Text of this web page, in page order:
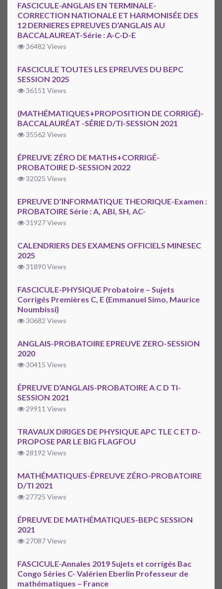
FASCICULE-ANGLAIS EN TERMINALE-
CORRECTION NATIONALE ET HARMONISÉE DES
12 DERNIERES EPREUVES D’ANGLAIS AU
BACCALAUREAT-Série : A-C-D-E
36482 Views
FASCICULE TOUTES LES EPREUVES DU BEPC
SESSION 2025
36151 Views
(MATHÉMATIQUES+PROPOSITION DE CORRIGÉ)-
BACCALAURÉAT -SÉRIE D/TI-SESSION 2021
35562 Views
ÉPREUVE ZÉRO DE MATHS+CORRIGÉ-
PROBATOIRE D-SESSION 2022
32025 Views
EPREUVE D’INFORMATIQUE THEORIQUE-Examen :
PROBATOIRE Série : A, ABI, SH, AC-
31927 Views
CALENDRIERS DES EXAMENS OFFICIELS MINESEC
2025
31890 Views
FASCICULE-PHYSIQUE Probatoire – Sujets
Corrigés Premières C, E (Emmanuel Simo, Maurice
Noumbissi)
30682 Views
ANGLAIS-PROBATOIRE EPREUVE ZERO-SESSION
2020
30415 Views
ÉPREUVE D’ANGLAIS-PROBATOIRE A C D TI-
SESSION 2021
29911 Views
TRAVAUX DIRIGES DE PHYSIQUE APC TLE C ET D-
PROPOSE PAR LE BIG FLAGFOU
28192 Views
MATHÉMATIQUES-ÉPREUVE ZÉRO-PROBATOIRE
D/TI 2021
27725 Views
ÉPREUVE DE MATHÉMATIQUES-BEPC SESSION
2021
27087 Views
FASCICULE-Annales 2019 Sujets et corrigés Bac
Congo Séries C- Valérien Eberlin Professeur de
mathématiques – France